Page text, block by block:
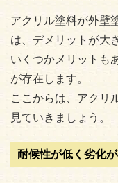
アクリル塗料が外壁
は、デメリットが大
いくつかメリットも
が存在します。
ここからは、アクリ
見ていきましょう。
耐候性が低く劣化